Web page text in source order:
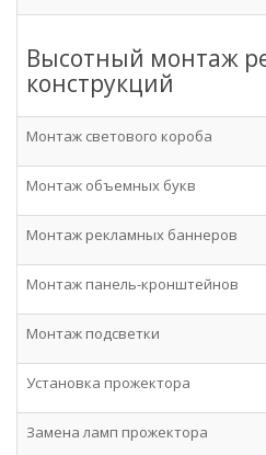
Высотный монтаж
конструкций
Монтаж светового короба
Монтаж объемных букв
Монтаж рекламных баннеров
Монтаж панель-кронштейнов
Монтаж подсветки
Установка прожектора
Замена ламп прожектора